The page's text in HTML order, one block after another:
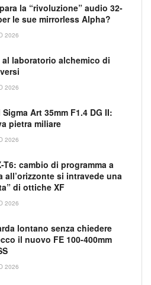
la “rivoluzione” audio 32-
le sue mirrorless Alpha?
2026
al laboratorio alchemico di
2026
Art 35mm F1.4 DG II:
pietra miliare
2026
T6: cambio di programma a
all’orizzonte si intravede una
di ottiche XF
2026
lontano senza chiedere
il nuovo FE 100-400mm
2026